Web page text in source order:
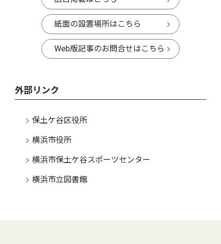
紙面の設置場所はこちら
Web版記事のお問合せはこちら
外部リンク
保土ケ谷区役所
横浜市役所
横浜市保土ケ谷スポーツセンター
横浜市立図書館